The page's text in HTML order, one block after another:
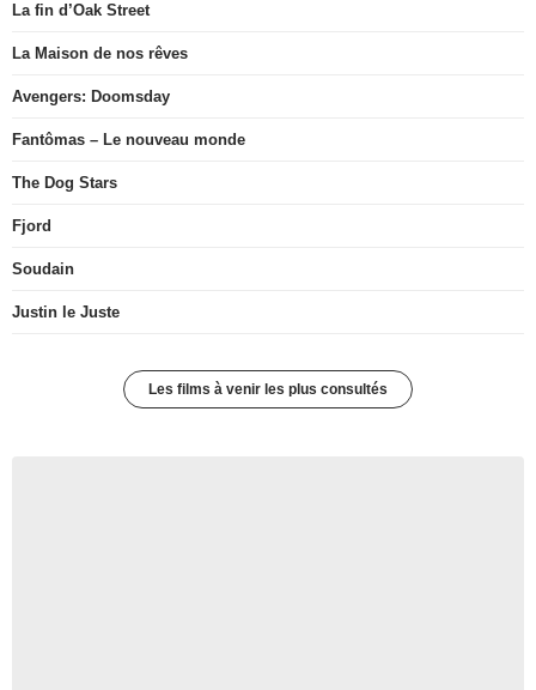
La fin d’Oak Street
La Maison de nos rêves
Avengers: Doomsday
Fantômas – Le nouveau monde
The Dog Stars
Fjord
Soudain
Justin le Juste
Les films à venir les plus consultés